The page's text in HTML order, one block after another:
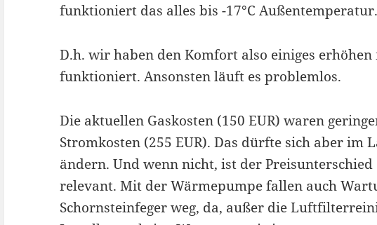
funktioniert das alles bis -17°C Außentemperatur.
D.h. wir haben den Komfort also einiges erhöhen
funktioniert. Ansonsten läuft es problemlos.
Die aktuellen Gaskosten (150 EUR) waren
Stromkosten (255 EUR). Das dürfte sich aber im
ändern. Und wenn nicht, ist der
relevant. Mit der Wärmepumpe fallen auch
Schornsteinfeger weg, da, außer die